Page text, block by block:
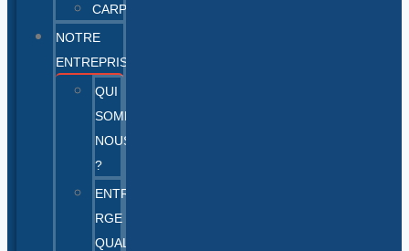
CARPORTS
NOTRE
ENTREPRISE
QUI
SOMMES-
NOUS
?
ENTREPRISE
RGE
QUALIBAT